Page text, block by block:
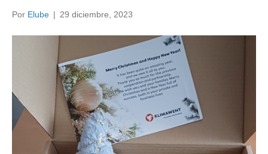
Por Elube | 29 diciembre, 2023